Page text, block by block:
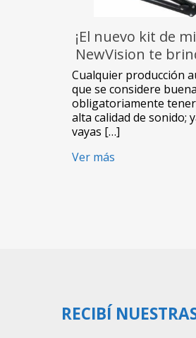
¡El nuevo kit de
NewVision te
resultados
Cualquier producción
que se considere
obligatoriamente
alta calidad de sonido;
vayas […]
Ver más
RECIBÍ